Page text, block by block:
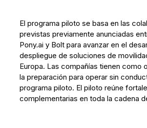
El programa piloto se basa en las
previstas previamente anunciadas
Pony.ai y Bolt para avanzar en el
despliegue de soluciones de
Europa. Las compañías tienen como
la preparación para operar sin
programa piloto. El piloto reúne
complementarias en toda la cadena